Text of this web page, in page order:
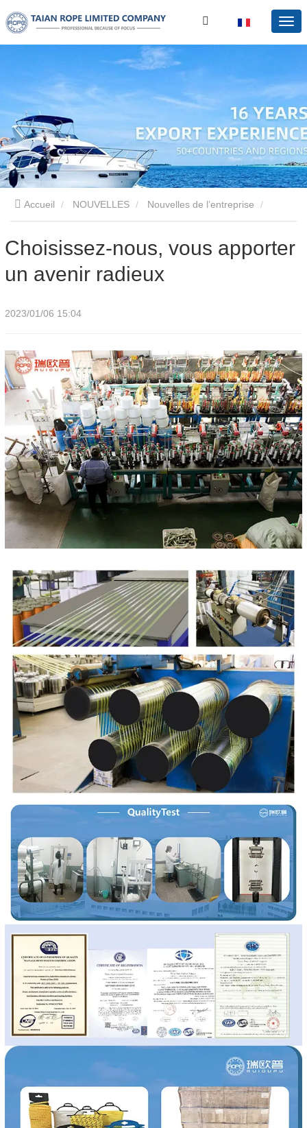
Accueil NOUVELLES Nouvelles de l’entreprise
Choisissez-nous, vous apporter
un avenir radieux
2023/01/06 15:04